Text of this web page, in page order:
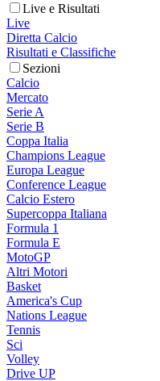
Live e Risultati
Live
Diretta Calcio
Risultati e Classifiche
Sezioni
Calcio
Mercato
Serie A
Serie B
Coppa Italia
Champions League
Europa League
Conference League
Calcio Estero
Supercoppa Italiana
Formula 1
Formula E
MotoGP
Altri Motori
Basket
America's Cup
Nations League
Tennis
Sci
Volley
Drive UP